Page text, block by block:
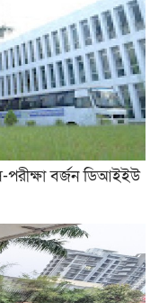
পরীক্ষা বর্জন ডিআইইউ